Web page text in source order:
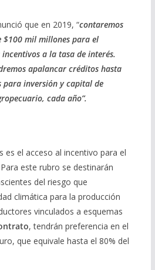
que en 2019, “contaremos
$100 mil millones para el
a la tasa de interés.
apalancar créditos hasta
inversión y capital de
cada año”.
es el acceso al incentivo para el
este rubro se destinarán
del riesgo que
climática para la producción
vinculados a esquemas
, tendrán preferencia en el
que equivale hasta el 80% del